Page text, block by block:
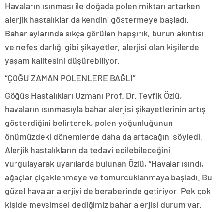
Havaların ısınması ile doğada polen miktarı artarken,
alerjik hastalıklar da kendini göstermeye başladı.
Bahar aylarında sıkça görülen hapşırık, burun akıntısı
ve nefes darlığı gibi şikayetler, alerjisi olan kişilerde
yaşam kalitesini düşürebiliyor.
“ÇOĞU ZAMAN POLENLERE BAĞLI”
Göğüs Hastalıkları Uzmanı Prof. Dr. Tevfik Özlü,
havaların ısınmasıyla bahar alerjisi şikayetlerinin artış
gösterdiğini belirterek, polen yoğunluğunun
önümüzdeki dönemlerde daha da artacağını söyledi.
Alerjik hastalıkların da tedavi edilebileceğini
vurgulayarak uyarılarda bulunan Özlü, “Havalar ısındı,
ağaçlar çiçeklenmeye ve tomurcuklanmaya başladı. Bu
güzel havalar alerjiyi de beraberinde getiriyor. Pek çok
kişide mevsimsel dediğimiz bahar alerjisi durum var.